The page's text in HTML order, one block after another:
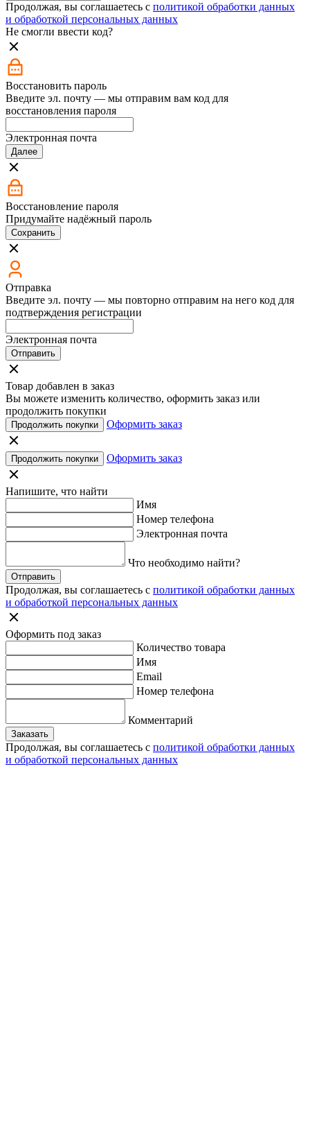
Продолжая, вы соглашаетесь с политикой обработки данных
и обработкой персональных данных
Не смогли ввести код?
Восстановить пароль
Введите эл. почту — мы отправим вам код для
восстановления пароля
Электронная почта
Далее
Восстановление пароля
Придумайте надёжный пароль
Сохранить
Отправка
Введите эл. почту — мы повторно отправим на него код для
подтверждения регистрации
Электронная почта
Отправить
Товар добавлен в заказ
Вы можете изменить количество, оформить заказ или
продолжить покупки
Продолжить покупки Оформить заказ
Продолжить покупки Оформить заказ
Напишите, что найти
Имя
Номер телефона
Электронная почта
Что необходимо найти?
Отправить
Продолжая, вы соглашаетесь с политикой обработки данных
и обработкой персональных данных
Оформить под заказ
Количество товара
Имя
Email
Номер телефона
Комментарий
Заказать
Продолжая, вы соглашаетесь с политикой обработки данных
и обработкой персональных данных